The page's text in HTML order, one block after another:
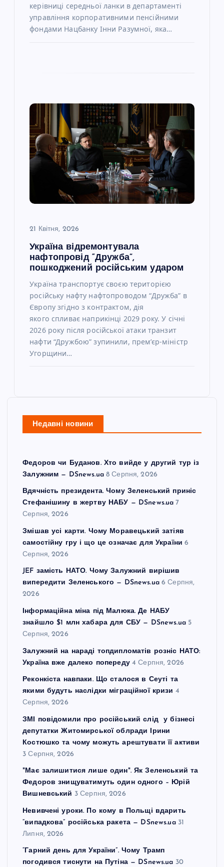
керівниці середньої ланки в департаменті
управління корпоративними пенсійними
фондами Нацбанку Інни Разумної, яка…
21 Квітня, 2026
Україна відремонтувала
нафтопровід “Дружба”,
пошкоджений російським ударом
Україна транспортує своєю територією
російську нафту нафтопроводом “Дружба” в
Європу згідно з контрактом, дія
якого спливає наприкінці 2029 року. У січні
2026 року після російської атаки транзит
нафти “Дружбою” зупинили, прем’єр-міністр
Угорщини…
Недавні новини
Федоров чи Буданов. Хто вийде у другий тур із
Залужним — DSnews.ua 8 Серпня, 2026
Вдячність президента. Чому Зеленський приніс
Стефанішину в жертву НАБУ — DSnews.ua 7
Серпня, 2026
Змішав усі карти. Чому Моравецький затіяв
самостійну гру і що це означає для України 6
Серпня, 2026
JEF замість НАТО. Чому Залужний вирішив
випередити Зеленського — DSnews.ua 6 Серпня,
2026
Інформаційна міна під Малюка. Де НАБУ
знайшло $1 млн хабара для СБУ — DSnews.ua 5
Серпня, 2026
Залужний на нараді топдипломатів розніс НАТО:
Україна вже далеко попереду 4 Серпня, 2026
Реконкіста навпаки. Що сталося в Сеуті та
якими будуть наслідки міграційної кризи 4
Серпня, 2026
ЗМІ повідомили про російський слід у бізнесі
депутатки Житомирської облради Ірини
Костюшко та чому можуть арештувати її активи
3 Серпня, 2026
"Має залишитися лише один". Як Зеленський та
Федоров знищуватимуть один одного – Юрій
Вишневський 3 Серпня, 2026
Невивчені уроки. По кому в Польщі вдарить
“випадкова” російська ракета — DSnews.ua 31
Липня, 2026
“Гарний день для України”. Чому Трамп
погодився тиснути на Путіна — DSnews.ua 30